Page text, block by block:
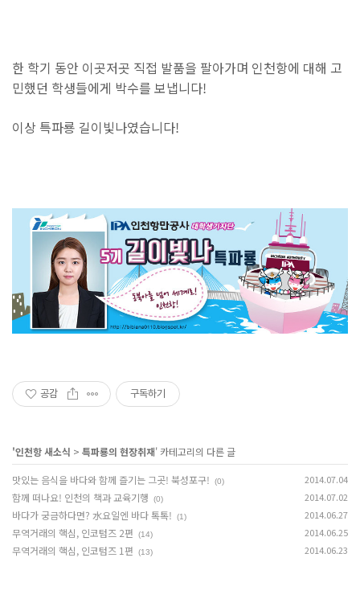
한 학기 동안 이곳저곳 직접 발품을 팔아가며 인천항에 대해 고
민했던 학생들에게 박수를 보냅니다!
이상 특파룡 길이빛나였습니다!
공감 구독하기
'인천항 새소식 > 특파룡의 현장취재' 카테고리의 다른 글
맛있는 음식을 바다와 함께 즐기는 그곳! 북성포구! (0) 2014.07.04
함께 떠나요! 인천의 책과 교육기행 (0) 2014.07.02
바다가 궁금하다면? 水요일엔 바다 톡톡! (1) 2014.06.27
무역거래의 핵심, 인코텀즈 2편 (14) 2014.06.25
무역거래의 핵심, 인코텀즈 1편 (13) 2014.06.23